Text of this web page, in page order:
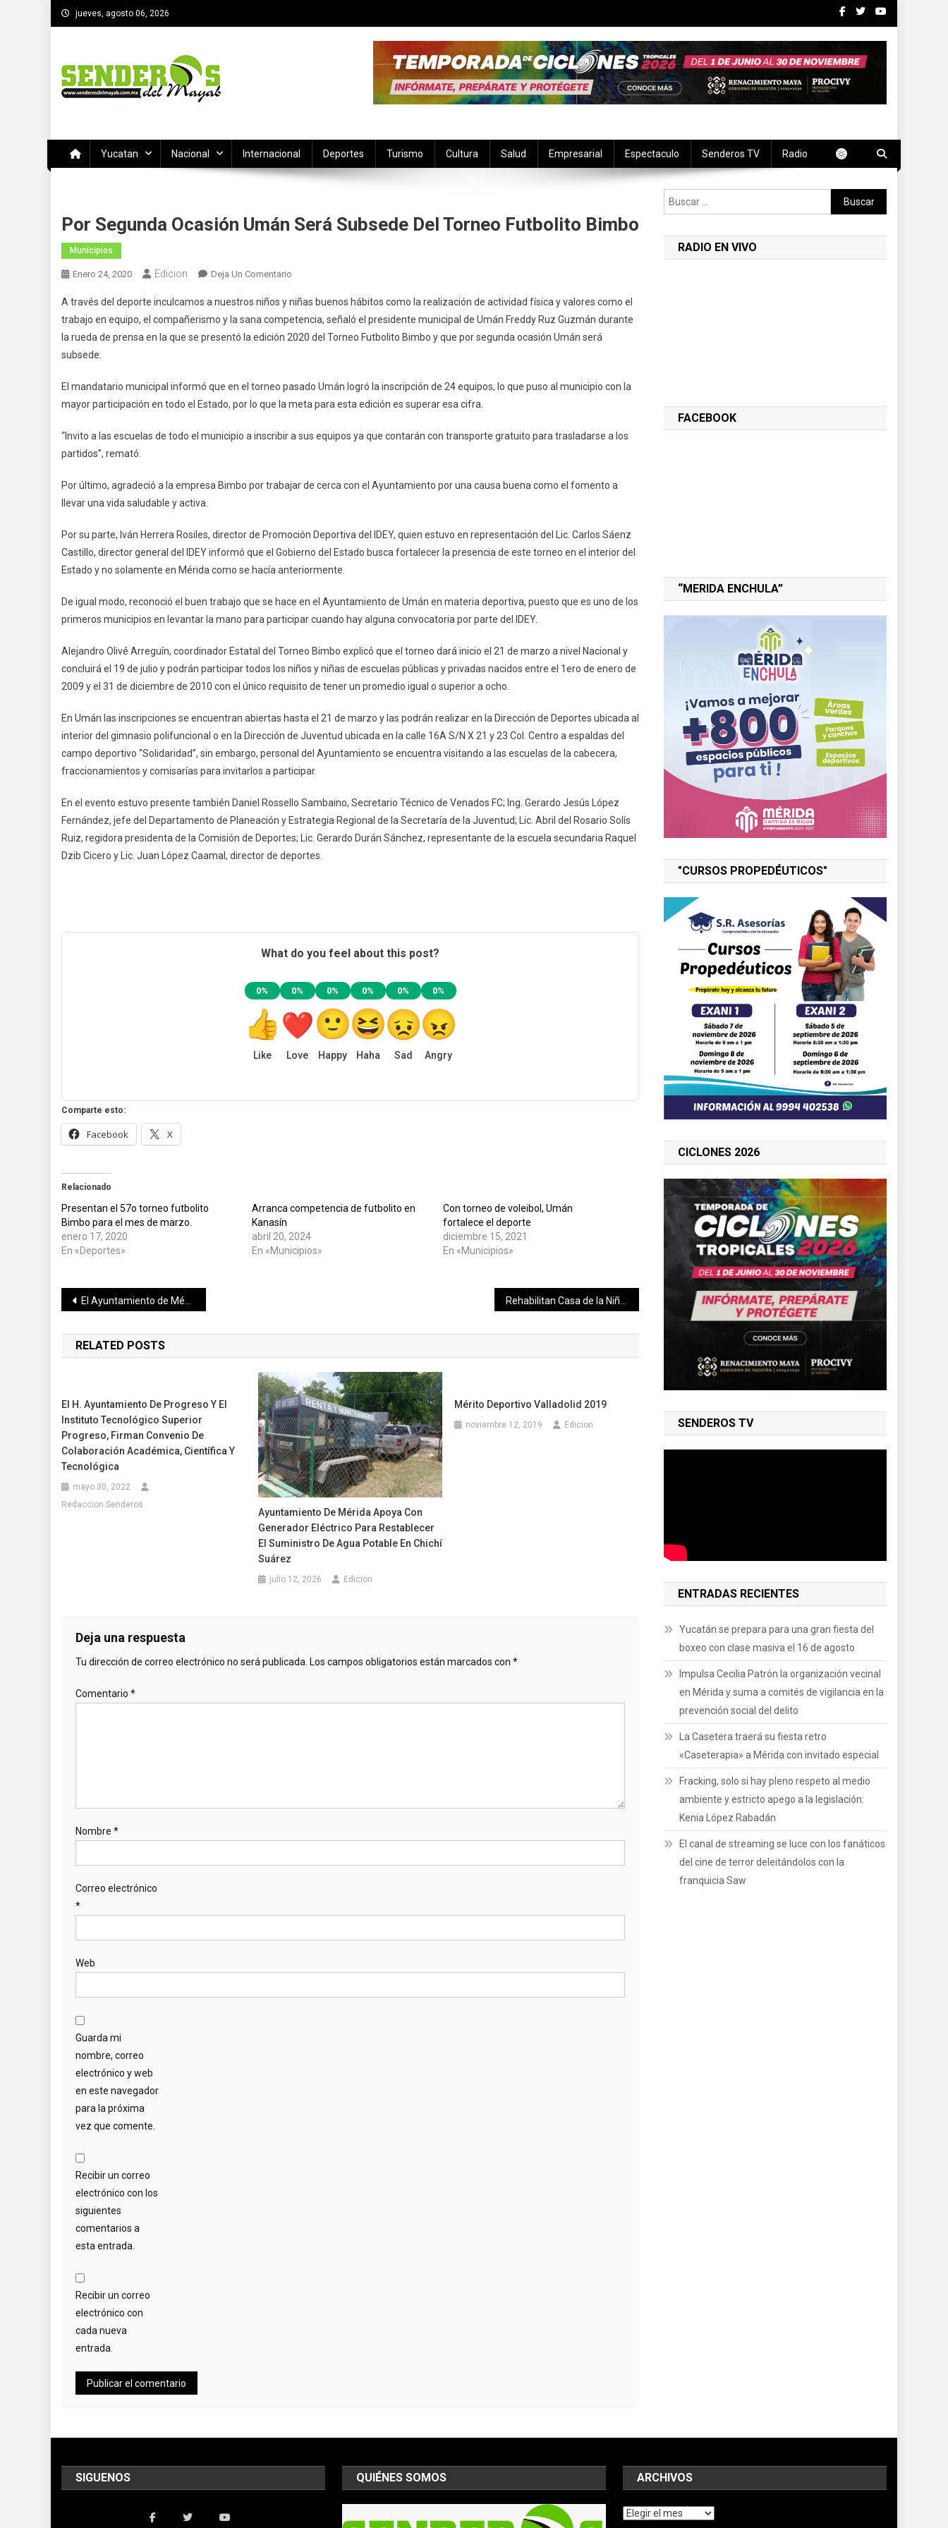
Saltar
al
jueves, agosto 06, 2026
Yucatan Nacional Internacional Deportes Turismo Cultura Salud Empresarial Espectaculo Senderos TV Radio
Por Segunda Ocasión Umán Será Subsede Del Torneo Futbolito Bimbo
Municipios
Enero 24, 2020 Edicion Deja Un Comentario
Segunda
Ocasión
Umán
Del
Torneo
Bimbo
A través del deporte inculcamos a nuestros niños y niñas buenos hábitos como la realización de actividad física y valores como el
trabajo en equipo, el compañerismo y la sana competencia, señaló el presidente municipal de Umán Freddy Ruz Guzmán durante
la rueda de prensa en la que se presentó la edición 2020 del Torneo Futbolito Bimbo y que por segunda ocasión Umán será
subsede.
El mandatario municipal informó que en el torneo pasado Umán logró la inscripción de 24 equipos, lo que puso al municipio con la
mayor participación en todo el Estado, por lo que la meta para esta edición es superar esa cifra.
“Invito a las escuelas de todo el municipio a inscribir a sus equipos ya que contarán con transporte gratuito para trasladarse a los
partidos”, remató.
Por último, agradeció a la empresa Bimbo por trabajar de cerca con el Ayuntamiento por una causa buena como el fomento a
llevar una vida saludable y activa.
Por su parte, Iván Herrera Rosiles, director de Promoción Deportiva del IDEY, quien estuvo en representación del Lic. Carlos Sáenz
Castillo, director general del IDEY informó que el Gobierno del Estado busca fortalecer la presencia de este torneo en el interior del
Estado y no solamente en Mérida como se hacía anteriormente.
De igual modo, reconoció el buen trabajo que se hace en el Ayuntamiento de Umán en materia deportiva, puesto que es uno de los
primeros municipios en levantar la mano para participar cuando hay alguna convocatoria por parte del IDEY.
Alejandro Olivé Arreguín, coordinador Estatal del Torneo Bimbo explicó que el torneo dará inicio el 21 de marzo a nivel Nacional y
concluirá el 19 de julio y podrán participar todos los niños y niñas de escuelas públicas y privadas nacidos entre el 1ero de enero de
2009 y el 31 de diciembre de 2010 con el único requisito de tener un promedio igual o superior a ocho.
En Umán las inscripciones se encuentran abiertas hasta el 21 de marzo y las podrán realizar en la Dirección de Deportes ubicada al
interior del gimnasio polifuncional o en la Dirección de Juventud ubicada en la calle 16A S/N X 21 y 23 Col. Centro a espaldas del
campo deportivo “Solidaridad”, sin embargo, personal del Ayuntamiento se encuentra visitando a las escuelas de la cabecera,
fraccionamientos y comisarías para invitarlos a participar.
En el evento estuvo presente también Daniel Rossello Sambaino, Secretario Técnico de Venados FC; Ing. Gerardo Jesús López
Fernández, jefe del Departamento de Planeación y Estrategia Regional de la Secretaría de la Juventud; Lic. Abril del Rosario Solís
Ruiz, regidora presidenta de la Comisión de Deportes; Lic. Gerardo Durán Sánchez, representante de la escuela secundaria Raquel
Dzib Cicero y Lic. Juan López Caamal, director de deportes.
What do you feel about this post?
0%
Like
0%
Love
0%
Happy
0%
Haha
0%
Sad
0%
Angry
Comparte esto:
Facebook X
Relacionado
Presentan el 57o torneo futbolito
Bimbo para el mes de marzo.
enero 17, 2020
En «Deportes»
Arranca competencia de futbolito en
Kanasín
abril 20, 2024
En «Municipios»
Con torneo de voleibol, Umán
fortalece el deporte
diciembre 15, 2021
En «Municipios»
Navegación
de
entradas
El Ayuntamiento de Mérida firma convenio con la Universidad de las Américas Puebla, (UDLAP)
RELATED POSTS
El H. Ayuntamiento De Progreso Y El
Instituto Tecnológico Superior
Progreso, Firman Convenio De
Colaboración Académica, Científica Y
Tecnológica
mayo 30, 2022
Redaccion Senderos
Ayuntamiento De Mérida Apoya Con
Generador Eléctrico Para Restablecer
El Suministro De Agua Potable En Chichí
Suárez
julio 12, 2026 Edicion
Mérito Deportivo Valladolid 2019
noviembre 12, 2019 Edicion
Deja una respuesta
Tu dirección de correo electrónico no será publicada. Los campos obligatorios están marcados con *
Comentario *
Nombre *
Correo electrónico
*
Web
Guarda mi
nombre, correo
electrónico y web
en este navegador
para la próxima
vez que comente.
Recibir un correo
electrónico con los
siguientes
comentarios a
esta entrada.
Recibir un correo
electrónico con
cada nueva
entrada.
Buscar:
RADIO EN VIVO
FACEBOOK
“MERIDA ENCHULA”
"CURSOS PROPEDÉUTICOS"
CICLONES 2026
SENDEROS TV
ENTRADAS RECIENTES
Yucatán se prepara para una gran fiesta del
boxeo con clase masiva el 16 de agosto
Impulsa Cecilia Patrón la organización vecinal
en Mérida y suma a comités de vigilancia en la
prevención social del delito
La Casetera traerá su fiesta retro
«Caseterapia» a Mérida con invitado especial
Fracking, solo si hay pleno respeto al medio
ambiente y estricto apego a la legislación:
Kenia López Rabadán
El canal de streaming se luce con los fanáticos
del cine de terror deleitándolos con la
franquicia Saw
SIGUENOS QUIÉNES SOMOS ARCHIVOS
Archivos